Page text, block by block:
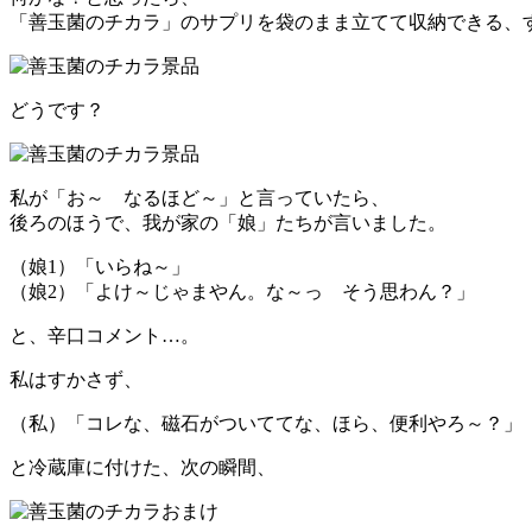
「善玉菌のチカラ」のサプリを袋のまま立てて収納できる、
どうです？
私が「お～ なるほど～」と言っていたら、
後ろのほうで、我が家の「娘」たちが言いました。
（娘1）「いらね～」
（娘2）「よけ～じゃまやん。な～っ そう思わん？」
と、辛口コメント…。
私はすかさず、
（私）「コレな、磁石がついててな、ほら、便利やろ～？」
と冷蔵庫に付けた、次の瞬間、